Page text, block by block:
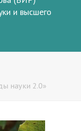
и высшего
науки 2.0»